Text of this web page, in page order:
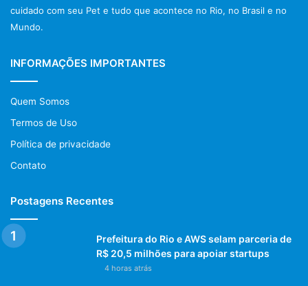
cuidado com seu Pet e tudo que acontece no Rio, no Brasil e no
Mundo.
INFORMAÇÕES IMPORTANTES
Quem Somos
Termos de Uso
Política de privacidade
Contato
Postagens Recentes
Prefeitura do Rio e AWS selam parceria de
R$ 20,5 milhões para apoiar startups
4 horas atrás